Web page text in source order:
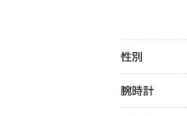
性別
腕時計